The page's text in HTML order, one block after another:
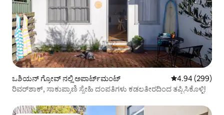
ಒಶಿಯನ್ ಗ್ರೋವ್ ನಲ್ಲಿ ಅಪಾರ್ಟ್‌ಮಂಟ್ 5 ರಲ್ಲಿ 4.94
4.94 (299)
ರಿವರ್‌ಶಾಕ್, ಸಾಕುಪ್ರಾಣಿ ಸ್ನೇಹಿ ದಂಪತಿಗಳು ಕಡಲತೀರದಿಂದ ತಪ್ಪಿಸಿಕೊಳ್ಳಿ!